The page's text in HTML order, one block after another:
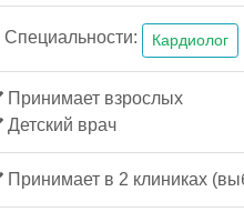
Специальности: Кардиолог
Принимает взрослых
Детский врач
Принимает в 2 клиниках